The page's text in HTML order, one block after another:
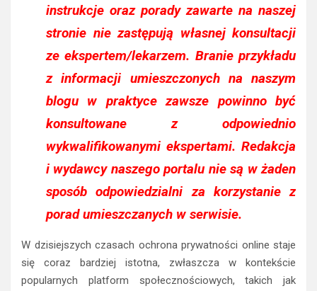
instrukcje oraz porady zawarte na naszej
stronie nie zastępują własnej konsultacji
ze ekspertem/lekarzem. Branie przykładu
z informacji umieszczonych na naszym
blogu w praktyce zawsze powinno być
konsultowane z odpowiednio
wykwalifikowanymi ekspertami. Redakcja
i wydawcy naszego portalu nie są w żaden
sposób odpowiedzialni za korzystanie z
porad umieszczanych w serwisie.
W dzisiejszych czasach ochrona prywatności online staje
się coraz bardziej istotna, zwłaszcza w kontekście
popularnych platform społecznościowych, takich jak